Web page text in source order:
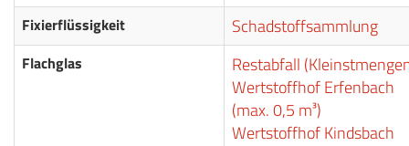
Fixierflüssigkeit Schadstoffsammlung
Flachglas
Restabfall
Wertstoffhof Erfenbach
(max. 0,5 m³)
Wertstoffhof Kindsbach